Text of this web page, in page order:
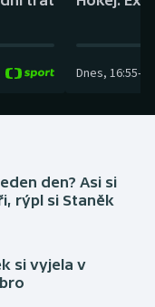
Dnes, 16:55-
den? Asi si
rýpl si Staněk
si vyjela v